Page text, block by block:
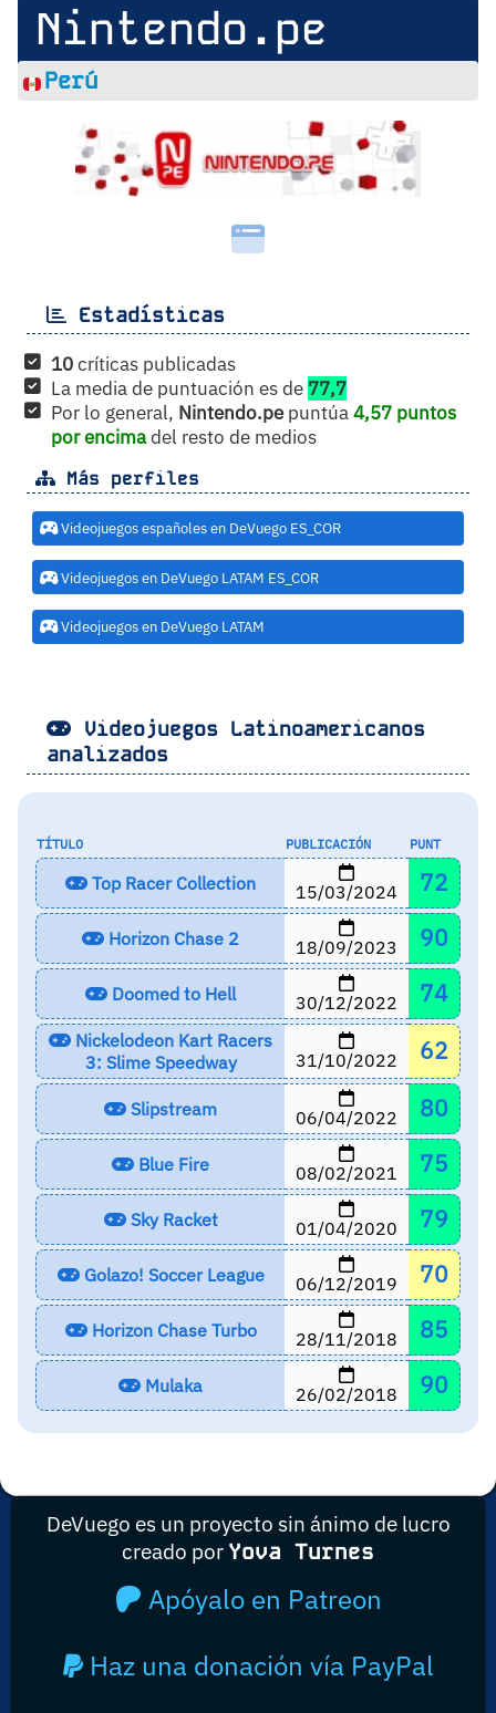
Nintendo.pe
Perú
Estadísticas
10críticas publicadas
La media de puntuación es de 77,7
Por lo general, Nintendo.pepuntúa4,57 puntos
por encimadel resto de medios
Más perfiles
Videojuegos españoles en DeVuego ES_COR
Videojuegos en DeVuego LATAM ES_COR
Videojuegos en DeVuego LATAM
Videojuegos Latinoamericanos
analizados
TÍTULO PUBLICACIÓN PUNT
Top Racer Collection 15/03/2024 72
Horizon Chase 2 18/09/2023 90
Doomed to Hell 30/12/2022 74
Nickelodeon Kart Racers
3: Slime Speedway
31/10/2022 62
Slipstream 06/04/2022 80
Blue Fire 08/02/2021 75
Sky Racket 01/04/2020 79
Golazo! Soccer League 06/12/2019 70
Horizon Chase Turbo 28/11/2018 85
Mulaka 26/02/2018 90
DeVuego es un proyecto sin ánimo de lucro
creado por Yova Turnes
Apóyalo en Patreon
Haz una donación vía PayPal